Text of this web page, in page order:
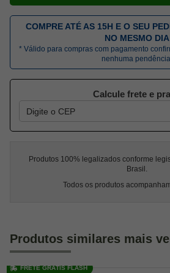
COMPRE ATÉ AS 15H E O SEU
NO MESMO
* Válido para compras com pagamento
nenhuma
Calcule frete e
Produtos 100% legalizados conforme
Brasil.
Todos os produtos
Produtos similares mais
FRETE GRÁTIS FLASH